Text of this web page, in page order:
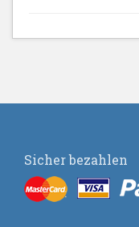
Sicher bezahlen